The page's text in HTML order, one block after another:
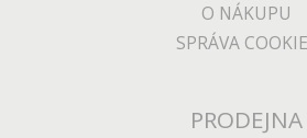
O NÁKUPU
SPRÁVA
PRODEJNA